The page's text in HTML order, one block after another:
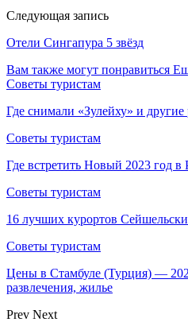
Следующая запись
Отели Сингапура 5 звёзд
Вам также могут понравиться
Советы туристам
Где снимали «Зулейху» и
Советы туристам
Где встретить Новый 2023 год
Советы туристам
16 лучших курортов
Советы туристам
Цены в Стамбуле (Турция) —
развлечения, жилье
Prev Next